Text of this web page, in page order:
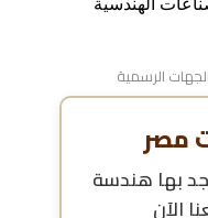
الهندسية
الرسمية
مصر
بها هندسة
الآن